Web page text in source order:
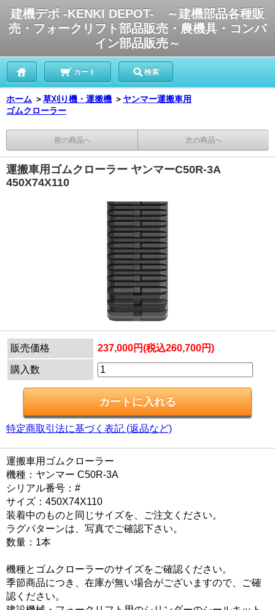
建機デポ -KENKI DEPOT- ～建機部品各種販
売・フォークリフト部品販売・農機具・コンバ
イン部品販売～
カート 検索
ホーム ＞草刈り機・運搬機 ＞ ヤンマー運搬車用
ゴムクローラー
前の商品へ 次の商品へ
運搬車用ゴムクローラー ヤンマーC50R-3A
450X74X110
販売価格 237,000円(税込260,700円)
購入数
特定商取引法に基づく表記 (返品など)
運搬車用ゴムクローラー
機種：ヤンマー C50R-3A
シリアル番号：#
サイズ：450X74X110
装着中のものと同じサイズを、ご注文ください。
ラグパターンは、写真でご確認下さい。
数量：1本
機種とゴムクローラーのサイズをご確認ください。
季節商品につき、在庫が無い場合がございますので、ご確
認ください。